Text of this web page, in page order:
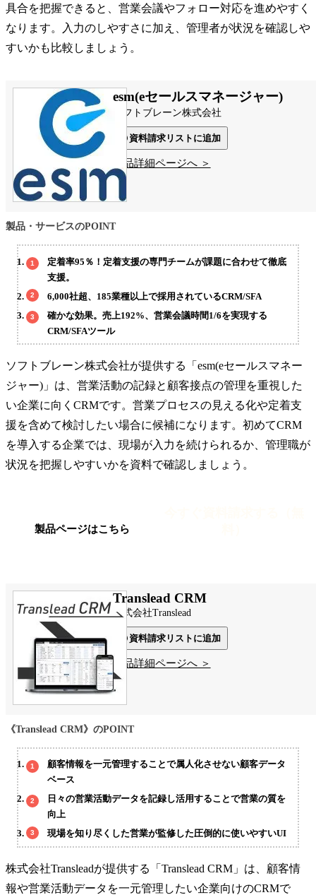
具合を把握できると、営業会議やフォロー対応を進めやすく
なります。入力のしやすさに加え、管理者が状況を確認しや
すいかも比較しましょう。
esm(eセールスマネージャー)
ソフトブレーン株式会社
資料請求リストに追加
製品詳細ページへ ＞
製品・サービスのPOINT
定着率95％！定着支援の専門チームが課題に合わせて徹底
支援。
6,000社超、185業種以上で採用されているCRM/SFA
確かな効果。売上192%、営業会議時間1/6を実現する
CRM/SFAツール
ソフトブレーン株式会社が提供する「esm(eセールスマネー
ジャー)」は、営業活動の記録と顧客接点の管理を重視した
い企業に向くCRMです。営業プロセスの見える化や定着支
援を含めて検討したい場合に候補になります。初めてCRM
を導入する企業では、現場が入力を続けられるか、管理職が
状況を把握しやすいかを資料で確認しましょう。
製品ページはこちら
Translead CRM
株式会社Translead
資料請求リストに追加
製品詳細ページへ ＞
《Translead CRM》のPOINT
顧客情報を一元管理することで属人化させない顧客データ
ベース
日々の営業活動データを記録し活用することで営業の質を
向上
現場を知り尽くした営業が監修した圧倒的に使いやすいUI
株式会社Transleadが提供する「Translead CRM」は、顧客情
報や営業活動データを一元管理したい企業向けのCRMで